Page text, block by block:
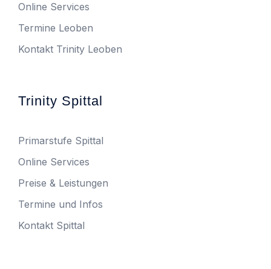
Online Services
Termine Leoben
Kontakt Trinity Leoben
Trinity Spittal
Primarstufe Spittal
Online Services
Preise & Leistungen
Termine und Infos
Kontakt Spittal